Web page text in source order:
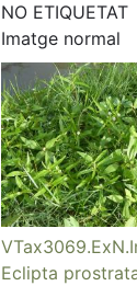
NO ETIQUETAT
Imatge normal
Eclipta